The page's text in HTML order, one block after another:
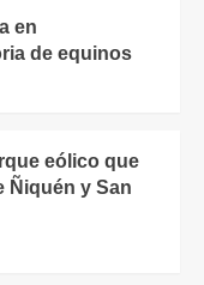
en
de equinos
eólico que
Ñiquén y San